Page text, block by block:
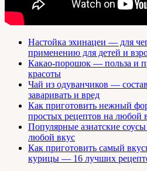
Настойка эхинацеи — для
применению для детей и
Какао-порошок — польза и
красоты
Чай из одуванчиков —
заваривать и вред
Как приготовить нежный
простых рецептов на любой
Популярные азиатские
любой вкус
Как приготовить самый
курицы — 16 лучших